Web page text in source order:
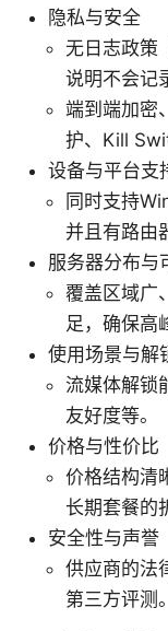
隐私与安全
无日志政策
说明不会记
端到端加密
护、Kill
设备与平台支
同时支持
并且有路由
服务器分布与
覆盖区域广
足，确保高
使用场景与解
流媒体解锁
友好度等。
价格与性价比
价格结构清
长期套餐的
安全性与声誉
供应商的法
第三方评测。